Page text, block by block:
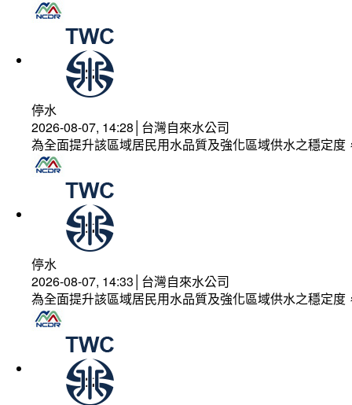
停水
2026-08-07, 14:28│台灣自來水公司
為全面提升該區域居民用水品質及強化區域供水之穩定
停水
2026-08-07, 14:33│台灣自來水公司
為全面提升該區域居民用水品質及強化區域供水之穩定